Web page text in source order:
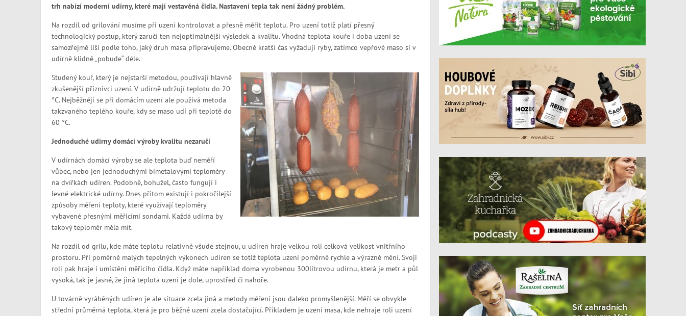
trh nabízí moderní udírny, které mají vestavěná čidla. Nastavení tepla tak není žádný problém.
Na rozdíl od grilování musíme při uzení kontrolovat a přesně měřit teplotu. Pro uzení totiž platí přesný
technologický postup, který zaručí ten nejoptimálnější výsledek a kvalitu. Vhodná teplota kouře i doba uzení se
samozřejmě liší podle toho, jaký druh masa připravujeme. Obecně kratší čas vyžadují ryby, zatímco vepřové maso si v
udírně klidně „pobude“ déle.
Studený kouř, který je nejstarší metodou, používají hlavně
zkušenější příznivci uzení. V udírně udržují teplotu do 20
°C. Nejběžněji se při domácím uzení ale používá metoda
takzvaného teplého kouře, kdy se maso udí při teplotě do
60 °C.
Jednoduché udírny domácí výroby kvalitu nezaručí
V udírnách domácí výroby se ale teplota buď neměří
vůbec, nebo jen jednoduchými bimetalovými teploměry
na dvířkách udíren. Podobně, bohužel, často fungují i
levné elektrické udírny. Dnes přitom existují i pokročilejší
způsoby měření teploty, které využívají teploměry
vybavené přesnými měřicími sondami. Každá udírna by
takový teploměr měla mít.
Na rozdíl od grilu, kde máte teplotu relativně všude stejnou, u udíren hraje velkou roli celková velikost vnitřního
prostoru. Při poměrně malých tepelných výkonech udíren se totiž teplota uzení poměrně rychle a výrazně mění. Svoji
roli pak hraje i umístění měřicího čidla. Když máte například doma vyrobenou 300litrovou udírnu, která je metr a půl
vysoká, tak je jasné, že jiná teplota uzení je dole, uprostřed či nahoře.
U továrně vyráběných udíren je ale situace zcela jiná a metody měření jsou daleko promyšlenější. Měří se obvykle
střední průměrná teplota, která je pro běžné uzení zcela dostačující. Příkladem je uzení masa, kde nehraje roli uzení